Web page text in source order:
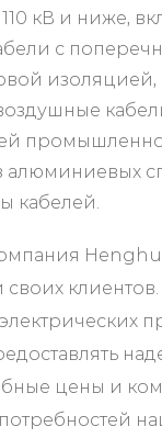
кВ и ниже,
с
алюминиевых
кабелей.
клиентов.
электрических
цены и